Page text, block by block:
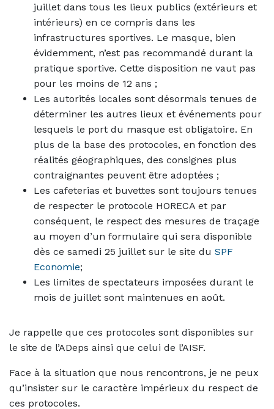
juillet dans tous les lieux publics (extérieurs et
intérieurs) en ce compris dans les
infrastructures sportives. Le masque, bien
évidemment, n’est pas recommandé durant la
pratique sportive. Cette disposition ne vaut pas
pour les moins de 12 ans ;
Les autorités locales sont désormais tenues de
déterminer les autres lieux et événements pour
lesquels le port du masque est obligatoire. En
plus de la base des protocoles, en fonction des
réalités géographiques, des consignes plus
contraignantes peuvent être adoptées ;
Les cafeterias et buvettes sont toujours tenues
de respecter le protocole HORECA et par
conséquent, le respect des mesures de traçage
au moyen d’un formulaire qui sera disponible
dès ce samedi 25 juillet sur le site du SPF
Economie;
Les limites de spectateurs imposées durant le
mois de juillet sont maintenues en août.
Je rappelle que ces protocoles sont disponibles sur
le site de l’ADeps ainsi que celui de l’AISF.
Face à la situation que nous rencontrons, je ne peux
qu’insister sur le caractère impérieux du respect de
ces protocoles.